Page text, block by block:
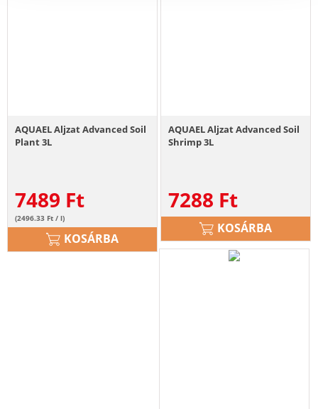
AQUAEL Aljzat Advanced Soil
Plant 3L
7489 Ft
(2496.33 Ft / l)
KOSÁRBA
AQUAEL Aljzat Advanced Soil
Shrimp 3L
7288 Ft
KOSÁRBA